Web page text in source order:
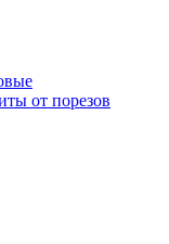
от порезов